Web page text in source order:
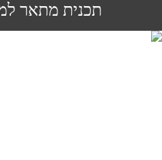
תכנית מתאר